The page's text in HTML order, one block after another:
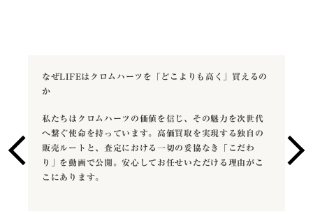
なぜLIFEはクロムハーツを「どこよりも高く」買えるの
か
私たちはクロムハーツの価値を信じ、その魅力を次世代
へ繋ぐ使命を持っています。高価買取を実現する独自の
販売ルートと、査定における一切の妥協なき「こだわ
り」を動画で公開。安心してお任せいただける理由がこ
こにあります。